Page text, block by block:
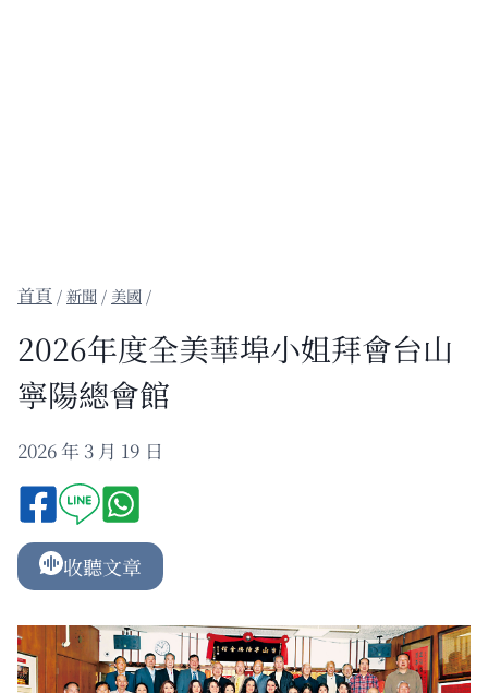
/新聞 / 美國 /
2026年度全美華埠小姐拜會台山
寧陽總會館
2026 年 3 月 19 日
收聽文章